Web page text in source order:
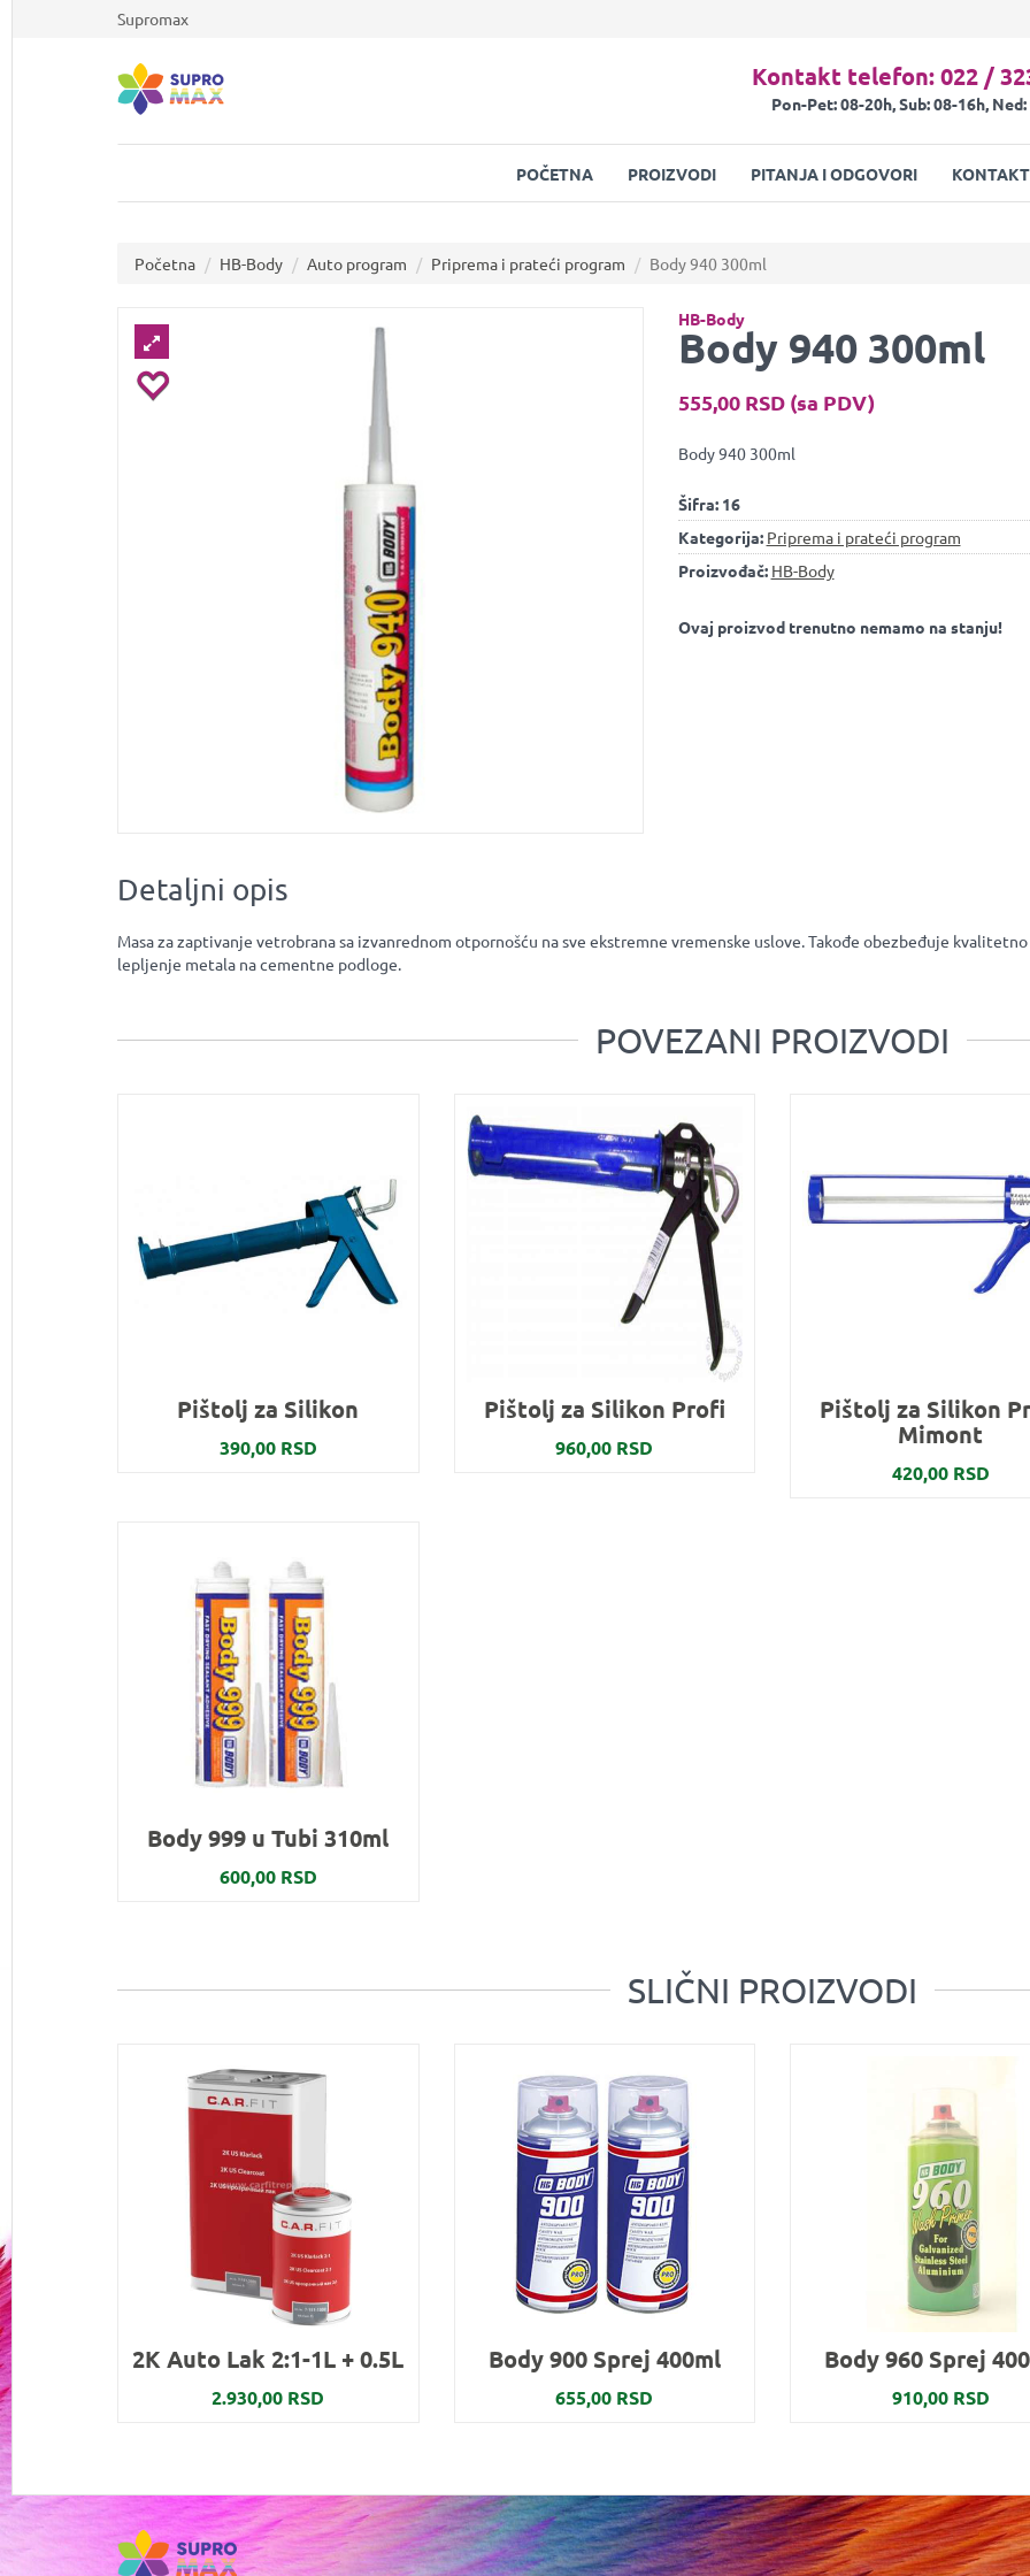
Supromax
Kontakt telefon: 022 /
Pon-Pet: 08-20h, Sub: 08-16h,
POČETNA PROIZVODI PITANJA I ODGOVORI KONTAKT
Početna HB-Body Auto program Priprema i prateći program Body 940 300ml
HB-Body
Body 940 300ml
555,00 RSD (sa PDV)
Body 940 300ml
Šifra: 16
Kategorija: Priprema i prateći program
Proizvođač: HB-Body
Ovaj proizvod trenutno nemamo na stanju!
Detaljni opis
Masa za zaptivanje vetrobrana sa izvanrednom otpornošću na sve ekstremne vremenske uslove. Takođe obezbeđuje
lepljenje metala na cementne podloge.
POVEZANI PROIZVODI
Pištolj za Silikon
390,00 RSD
Pištolj za Silikon Profi
960,00 RSD
Pištolj za Silikon
Mimont
420,00 RSD
Body 999 u Tubi 310ml
600,00 RSD
SLIČNI PROIZVODI
2K Auto Lak 2:1-1L + 0.5L
2.930,00 RSD
Body 900 Sprej 400ml
655,00 RSD
Body 960 Sprej
910,00 RSD